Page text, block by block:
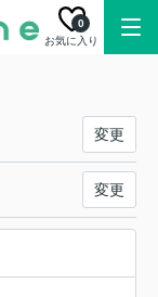
お気に入り
0
変更
変更